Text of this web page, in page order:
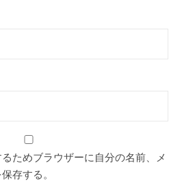
ためブラウザーに自分の名前、メ
存する。